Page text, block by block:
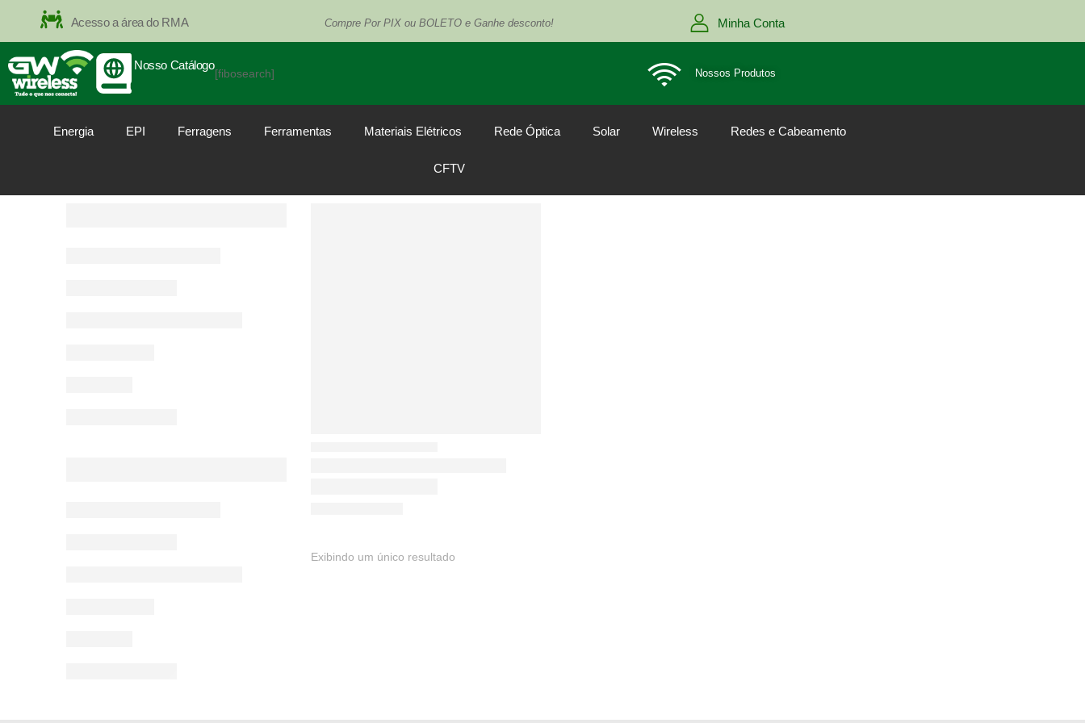
Compre Por PIX ou BOLETO e Ganhe desconto!
Acesso a área do RMA Minha Conta
Nosso Catálogo
[fibosearch] Nossos Produtos
Energia EPI Ferragens Ferramentas Materiais Elétricos Rede Óptica Solar Wireless Redes e Cabeamento
CFTV
Exibindo um único resultado